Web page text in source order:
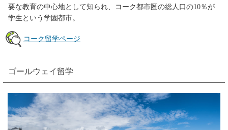
要な教育の中心地として知られ、コーク都市圏の総人口の10％が
学生という学園都市。
コーク留学ページ
ゴールウェイ留学